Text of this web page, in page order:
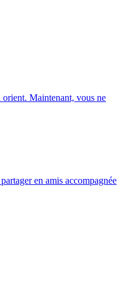
orient. Maintenant, vous ne
en amis accompagnée